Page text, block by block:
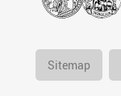
Sitemap